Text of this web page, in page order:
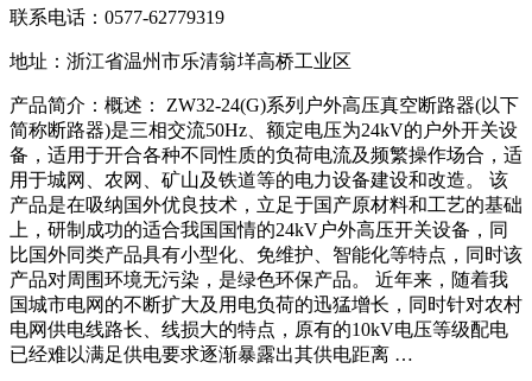
联系电话：0577-62779319
地址：浙江省温州市乐清翁垟高桥工业区
产品简介：概述： ZW32-24(G)系列户外高压真空断路器(以下
简称断路器)是三相交流50Hz、额定电压为24kV的户外开关设
备，适用于开合各种不同性质的负荷电流及频繁操作场合，适
用于城网、农网、矿山及铁道等的电力设备建设和改造。 该
产品是在吸纳国外优良技术，立足于国产原材料和工艺的基础
上，研制成功的适合我国国情的24kV户外高压开关设备，同
比国外同类产品具有小型化、免维护、智能化等特点，同时该
产品对周围环境无污染，是绿色环保产品。 近年来，随着我
国城市电网的不断扩大及用电负荷的迅猛增长，同时针对农村
电网供电线路长、线损大的特点，原有的10kV电压等级配电
已经难以满足供电要求逐渐暴露出其供电距离 …